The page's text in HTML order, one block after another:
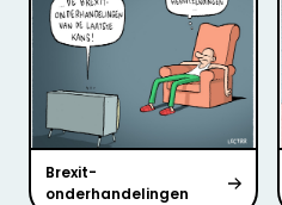
Brexit-
onderhandelingen